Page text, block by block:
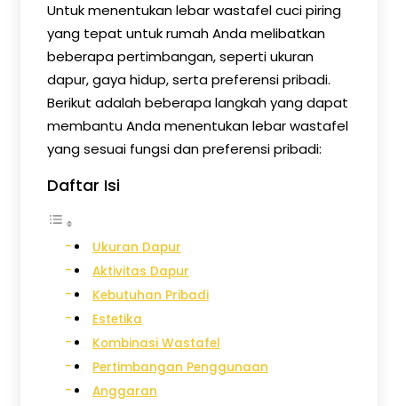
Untuk menentukan lebar wastafel cuci piring
yang tepat untuk rumah Anda melibatkan
beberapa pertimbangan, seperti ukuran
dapur, gaya hidup, serta preferensi pribadi.
Berikut adalah beberapa langkah yang dapat
membantu Anda menentukan lebar wastafel
yang sesuai fungsi dan preferensi pribadi:
Daftar Isi
Ukuran Dapur
Aktivitas Dapur
Kebutuhan Pribadi
Estetika
Kombinasi Wastafel
Pertimbangan Penggunaan
Anggaran